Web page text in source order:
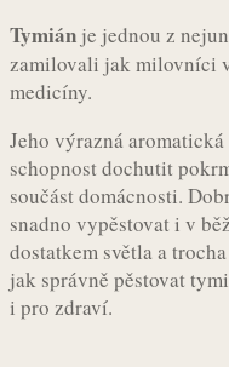
Tymián je jednou z
zamilovali jak milovníci
medicíny.
Jeho výrazná
schopnost dochutit
součást domácnosti.
snadno vypěstovat i v
dostatkem světla a
jak správně pěstovat
i pro zdraví.